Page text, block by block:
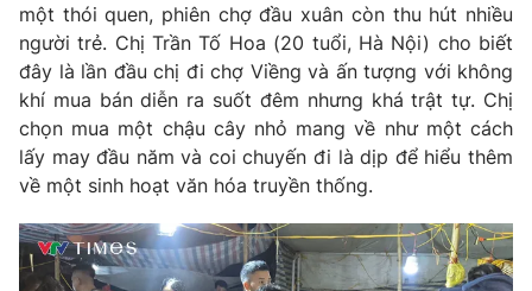
một thói quen, phiên chợ đầu xuân còn thu hút nhiều
người trẻ. Chị Trần Tố Hoa (20 tuổi, Hà Nội) cho biết
đây là lần đầu chị đi chợ Viềng và ấn tượng với không
khí mua bán diễn ra suốt đêm nhưng khá trật tự. Chị
chọn mua một chậu cây nhỏ mang về như một cách
lấy may đầu năm và coi chuyến đi là dịp để hiểu thêm
về một sinh hoạt văn hóa truyền thống.